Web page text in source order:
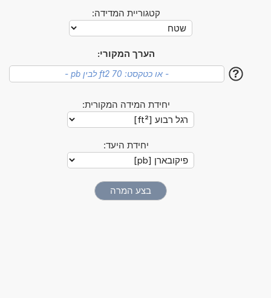
קטגוריית המדידה:
הערך המקורי:
?
יחידת המידה המקורית:
יחידת היעד: